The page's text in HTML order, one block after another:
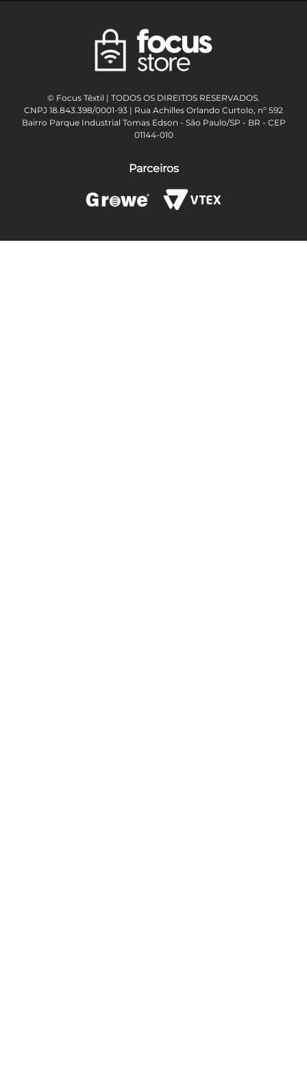
© Focus Têxtil | TODOS OS DIREITOS RESERVADOS.
CNPJ 18.843.398/0001-93 | Rua Achilles Orlando Curtolo, nº 592
Bairro Parque Industrial Tomas Edson - São Paulo/SP - BR - CEP
01144-010
Parceiros